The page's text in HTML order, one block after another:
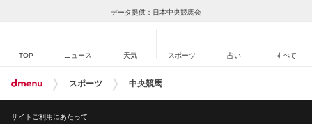
データ提供：日本中央競馬会
TOP ニュース 天気 スポーツ 占い すべて
スポーツ 中央競馬
サイトご利用にあたって